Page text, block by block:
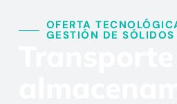
OFERTA
GESTIÓN DE SÓLIDOS